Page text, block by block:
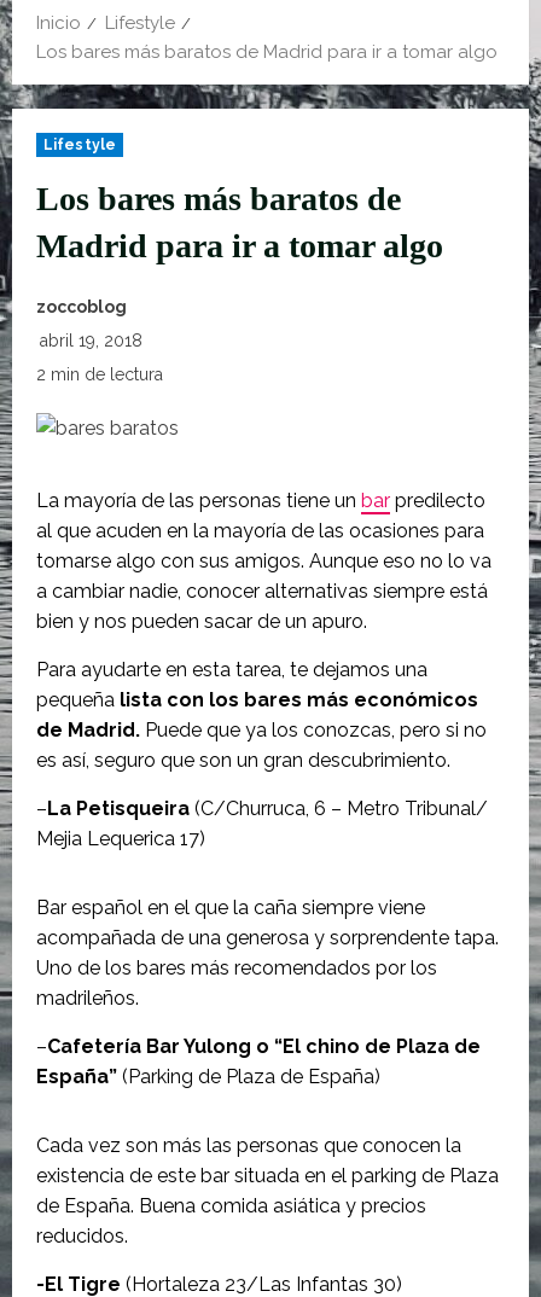
Inicio
Lifestyle
Los bares más baratos de Madrid para ir a tomar algo
Lifestyle
Los bares más baratos de
Madrid para ir a tomar algo
zoccoblog
abril 19, 2018
2 min de lectura
La mayoría de las personas tiene un bar predilecto
al que acuden en la mayoría de las ocasiones para
tomarse algo con sus amigos. Aunque eso no lo va
a cambiar nadie, conocer alternativas siempre está
bien y nos pueden sacar de un apuro.
Para ayudarte en esta tarea, te dejamos una
pequeña lista con los bares más económicos
de Madrid. Puede que ya los conozcas, pero si no
es así, seguro que son un gran descubrimiento.
–La Petisqueira (C/Churruca, 6 – Metro Tribunal/
Mejia Lequerica 17)
Bar español en el que la caña siempre viene
acompañada de una generosa y sorprendente tapa.
Uno de los bares más recomendados por los
madrileños.
–Cafetería Bar Yulong o “El chino de Plaza de
España” (Parking de Plaza de España)
Cada vez son más las personas que conocen la
existencia de este bar situada en el parking de Plaza
de España. Buena comida asiática y precios
reducidos.
-El Tigre (Hortaleza 23/Las Infantas 30)